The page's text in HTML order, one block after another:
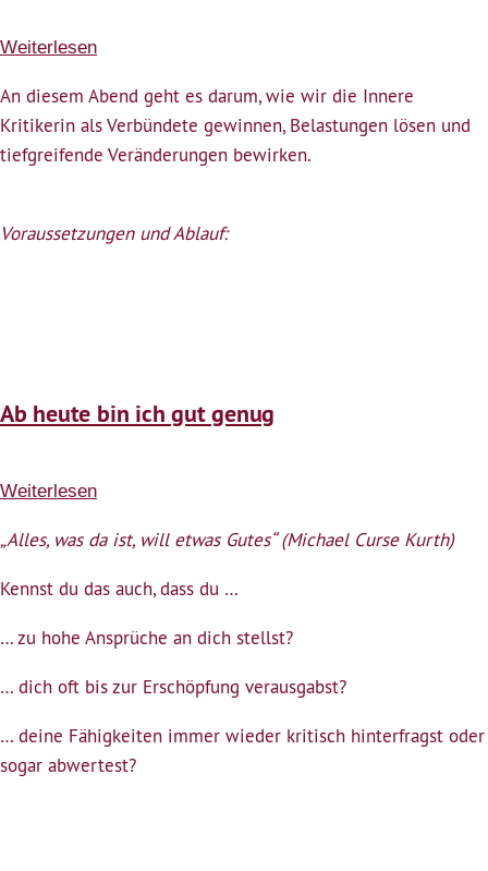
Weiterlesen
heute
bin
ich
An diesem Abend geht es darum, wie wir die Innere
Kritikerin als Verbündete gewinnen, Belastungen lösen und
tiefgreifende Veränderungen bewirken.
Voraussetzungen und Ablauf:
Ab heute bin ich gut genug
Weiterlesen
heute
gut
„Alles, was da ist, will etwas Gutes“ (Michael Curse Kurth)
Kennst du das auch, dass du …
… zu hohe Ansprüche an dich stellst?
… dich oft bis zur Erschöpfung verausgabst?
… deine Fähigkeiten immer wieder kritisch hinterfragst oder
sogar abwertest?